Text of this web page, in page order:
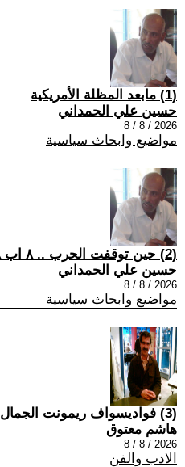
(1) مابعد المظلة الأمريكية
حسين علي الحمداني
2026 / 8 / 8
مواضيع وابحاث سياسية
(2) حين توقفت الحرب .. ٨ اب ١٩٨٨
حسين علي الحمداني
2026 / 8 / 8
مواضيع وابحاث سياسية
(3) فواديسواف ريمونت الجمال الكامن في الحياة
هاشم معتوق
2026 / 8 / 8
الادب والفن